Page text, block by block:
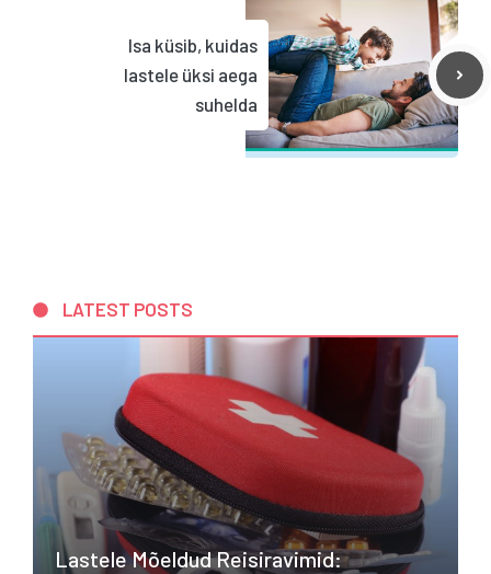
Isa küsib, kuidas
lastele üksi aega
suhelda
LATEST POSTS
Lastele Mõeldud Reisiravimid: